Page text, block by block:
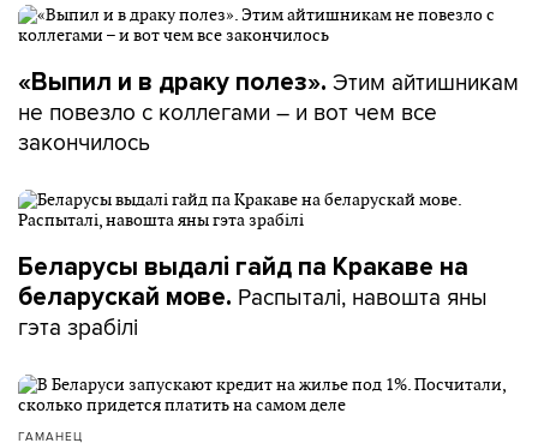
«Выпил и в драку полез». Этим айтишникам
не повезло с коллегами – и вот чем все
закончилось
Беларусы выдалі гайд па Кракаве на
беларускай мове. Распыталі, навошта яны
гэта зрабілі
ГАМАНЕЦ